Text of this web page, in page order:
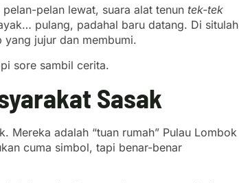
pelan lewat, suara alat tenun tek-tek
pulang, padahal baru datang. Di situlah
jujur dan membumi.
sore sambil cerita.
Sasak
Mereka adalah “tuan rumah” Pulau Lombok
cuma simbol, tapi benar-benar